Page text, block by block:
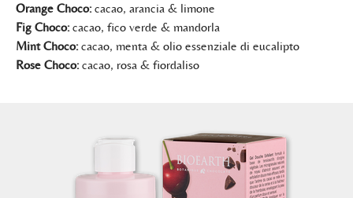
Orange Choco:cacao, arancia & limone
Fig Choco:cacao, fico verde & mandorla
Mint Choco:cacao, menta & olio essenziale di eucalipto
Rose Choco:cacao, rosa & fiordaliso